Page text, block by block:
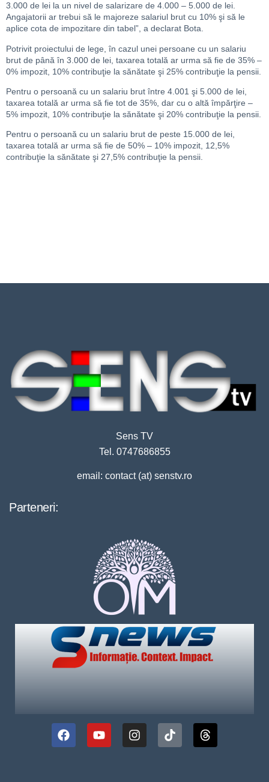
3.000 de lei la un nivel de salarizare de 4.000 – 5.000 de lei.
Angajatorii ar trebui să le majoreze salariul brut cu 10% şi să le
aplice cota de impozitare din tabel”, a declarat Bota.
Potrivit proiectului de lege, în cazul unei persoane cu un salariu
brut de până în 3.000 de lei, taxarea totală ar urma să fie de 35% –
0% impozit, 10% contribuţie la sănătate şi 25% contribuţie la pensii.
Pentru o persoană cu un salariu brut între 4.001 şi 5.000 de lei,
taxarea totală ar urma să fie tot de 35%, dar cu o altă împărţire –
5% impozit, 10% contribuţie la sănătate şi 20% contribuţie la pensii.
Pentru o persoană cu un salariu brut de peste 15.000 de lei,
taxarea totală ar urma să fie de 50% – 10% impozit, 12,5%
contribuţie la sănătate şi 27,5% contribuţie la pensii.
Sens TV
Tel. 0747686855
email: contact (at) senstv.ro
Parteneri: